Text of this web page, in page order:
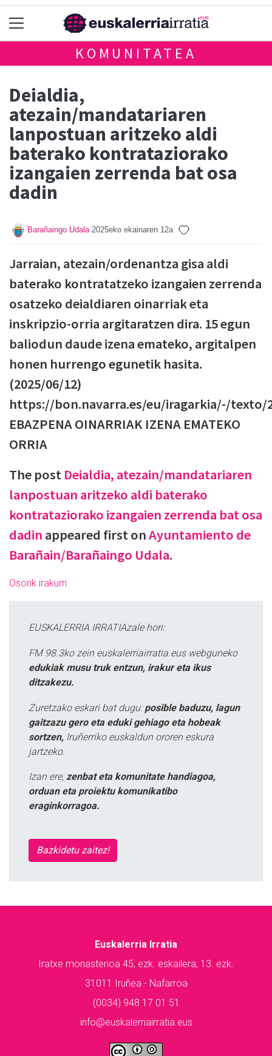
KOMUNITATEA
Deialdia,
atezain/mandatariaren
lanpostuan aritzeko aldi
baterako kontrataziorako
izangaien zerrenda bat osa
dadin
Barañaingo Udala 2025eko ekainaren 12a
Jarraian, atezain/ordenantza gisa aldi
baterako kontratatzeko izangaien zerrenda
osatzeko deialdiaren oinarriak eta
inskripzio-orria argitaratzen dira. 15 egun
baliodun daude izena emateko, argitalpen
honen hurrengo egunetik hasita.
(2025/06/12)
https://bon.navarra.es/eu/iragarkia/-/texto/
EBAZPENA OINARRIAK IZENA EMATEKO
ORRIA
The post Deialdia, atezain/mandatariaren
lanpostuan aritzeko aldi baterako
kontrataziorako izangaien zerrenda bat osa
dadin appeared first onAyuntamiento de
Barañain/Barañaingo Udala.
Osorik irakurri
EUSKALERRIA IRRATIAzale hori:
FM 98.3ko zein euskalerriairratia.eus webguneko
edukiak musu truk entzun, irakur eta ikus
ditzakezu.
Zuretzako eskari bat dugu: posible baduzu, lagun
gaitzazu gero eta eduki gehiago eta hobeak
sortzen, Iruñerriko euskaldun ororen eskura
jartzeko.
Izan ere, zenbat eta komunitate handiagoa,
orduan eta proiektu komunikatibo
eraginkorragoa.
Bazkidetu zaitez!
Euskalerria Irratia
Iratxe monasterioa 45, ezk. eskailera, 13. ezk.
31011 Iruñea - Nafarroa
(0034) 948 17 01 51
info@euskalerriairratia.eus